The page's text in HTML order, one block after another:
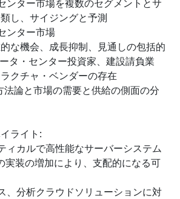
ンター市場を複数のセグメントとサ
し、サイジングと予測
ンター市場
な機会、成長抑制、見通しの包括的
タ・センター投資家、建設請負業
クチャ・ベンダーの存在
法論と市場の需要と供給の側面の分
ライト:
ィカルで高性能なサーバーシステム
実装の増加により、支配的になる可
、分析クラウドソリューションに対